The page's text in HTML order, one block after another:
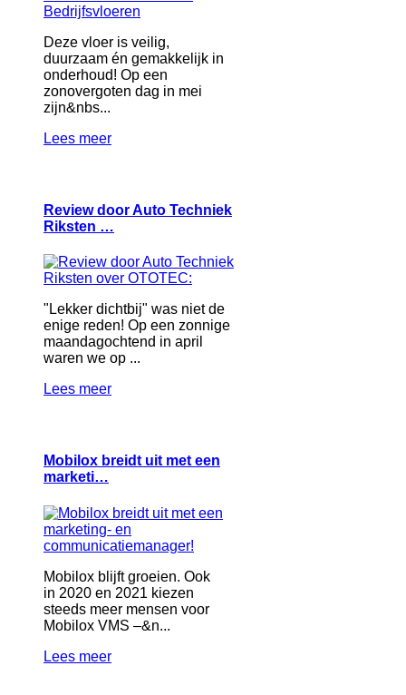
Deze vloer is veilig,
duurzaam én gemakkelijk in
onderhoud! Op een
zonovergoten dag in mei
zijn&nbs...
Lees meer
Review door Auto Techniek
Riksten …
"Lekker dichtbij" was niet de
enige reden! Op een zonnige
maandagochtend in april
waren we op ...
Lees meer
Mobilox breidt uit met een
marketi…
Mobilox blijft groeien. Ook
in 2020 en 2021 kiezen
steeds meer mensen voor
Mobilox VMS –&n...
Lees meer